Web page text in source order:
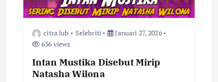
citra lub Selebriti
Januari 27, 2026
636 views
Intan Mustika Disebut Mirip
Natasha Wilona